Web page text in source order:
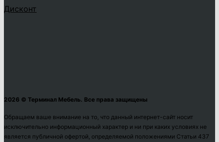
Дисконт
2026 © Терминал Мебель. Все права защищены
Обращаем ваше внимание на то, что данный интернет-сайт носит
исключительно информационный характер и ни при каких условиях не
является публичной офертой, определяемой положениями Статьи 437